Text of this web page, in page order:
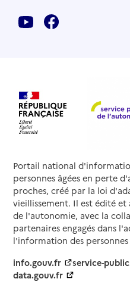
Portail national
personnes âgées en perte
proches, créé par la loi
vieillissement. Il est édité
de l'autonomie, avec la
partenaires engagés dans
l'information des personnes
info.gouv.fr
service-
data.gouv.fr